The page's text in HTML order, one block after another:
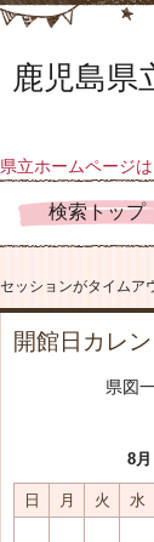
鹿児島県
県立ホームページ
検索トップ
セッションがタイムア
開館日カレ
県図
8月
日 月 火 水